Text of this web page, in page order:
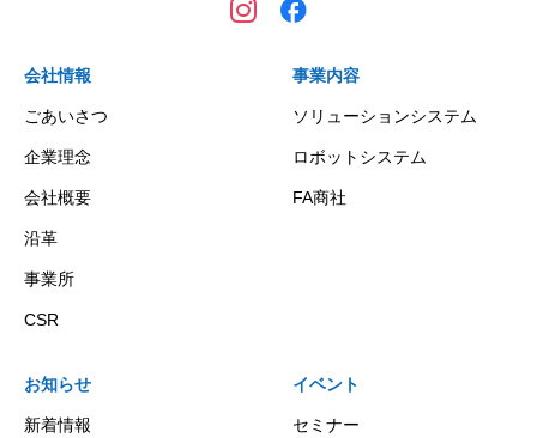
会社情報
ごあいさつ
企業理念
会社概要
沿革
事業所
CSR
事業内容
ソリューションシステム
ロボットシステム
FA商社
お知らせ
新着情報
イベント
セミナー